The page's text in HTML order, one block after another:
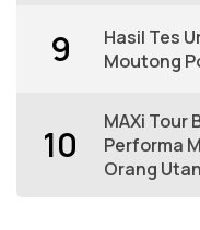
9
Hasil Tes
Moutong
10
MAXi Tour
Performa
Orang Utan